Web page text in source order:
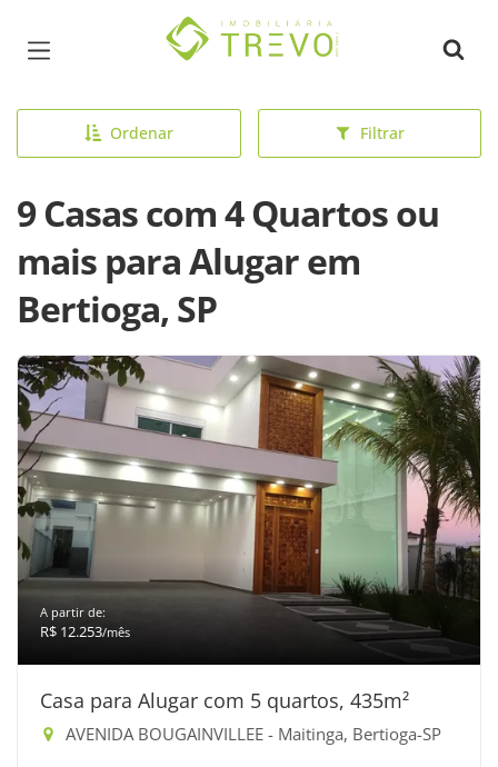
Página inicial
Ordenar Filtrar
9 Casas com 4 Quartos ou
mais para Alugar em
Bertioga, SP
A partir de:
R$ 12.253/mês
Casa para Alugar com 5 quartos, 435m²
AVENIDA BOUGAINVILLEE - Maitinga, Bertioga-SP